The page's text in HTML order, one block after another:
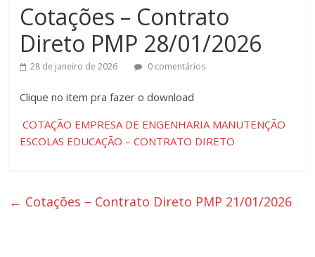
Cotações – Contrato
Direto PMP 28/01/2026
28 de janeiro de 2026 0 comentários
Clique ​no item pra fazer o download
COTAÇÃO EMPRESA DE ENGENHARIA MANUTENÇÃO
ESCOLAS EDUCAÇÃO – CONTRATO DIRETO
← Cotações – Contrato Direto PMP 21/01/2026